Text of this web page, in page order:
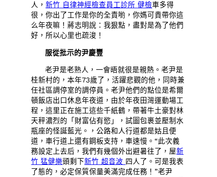
人，新竹 自律神經檢查員工診所 健檢車多得
很，你出了工作是你的全責喲，你媽可貴帶你這
么年夜嘛！蔣志明說：我狠點，盡對是為了他們
好，所以心里也疏浚！
服從批示的尹慶豐
老尹是老熟人，一會晤就很是親熱。老尹是
桂新村的，本年73歲了，活躍悲觀的他，同時兼
任社區調停室的調停員。老尹他們的點位是希爾
頓飯店出口休息年夜道，由於年夜田灣運動場工
程，這里正在施工這些千紙鶴，帶著牛土豪對林
天秤濃烈的「財富佔有慾」，試圖包裹並壓制水
瓶座的怪誕藍光。，公路和人行道都是姑且便
道，車行道上還有鋼板支持，車速慢。“此次義
務設定上去后，我們有幾個外出避暑往了，屋新
竹 猛健樂頭剩下新竹 超音波 四人了。可是我表
了態的，必定保質保量美滿完成任務！”老尹